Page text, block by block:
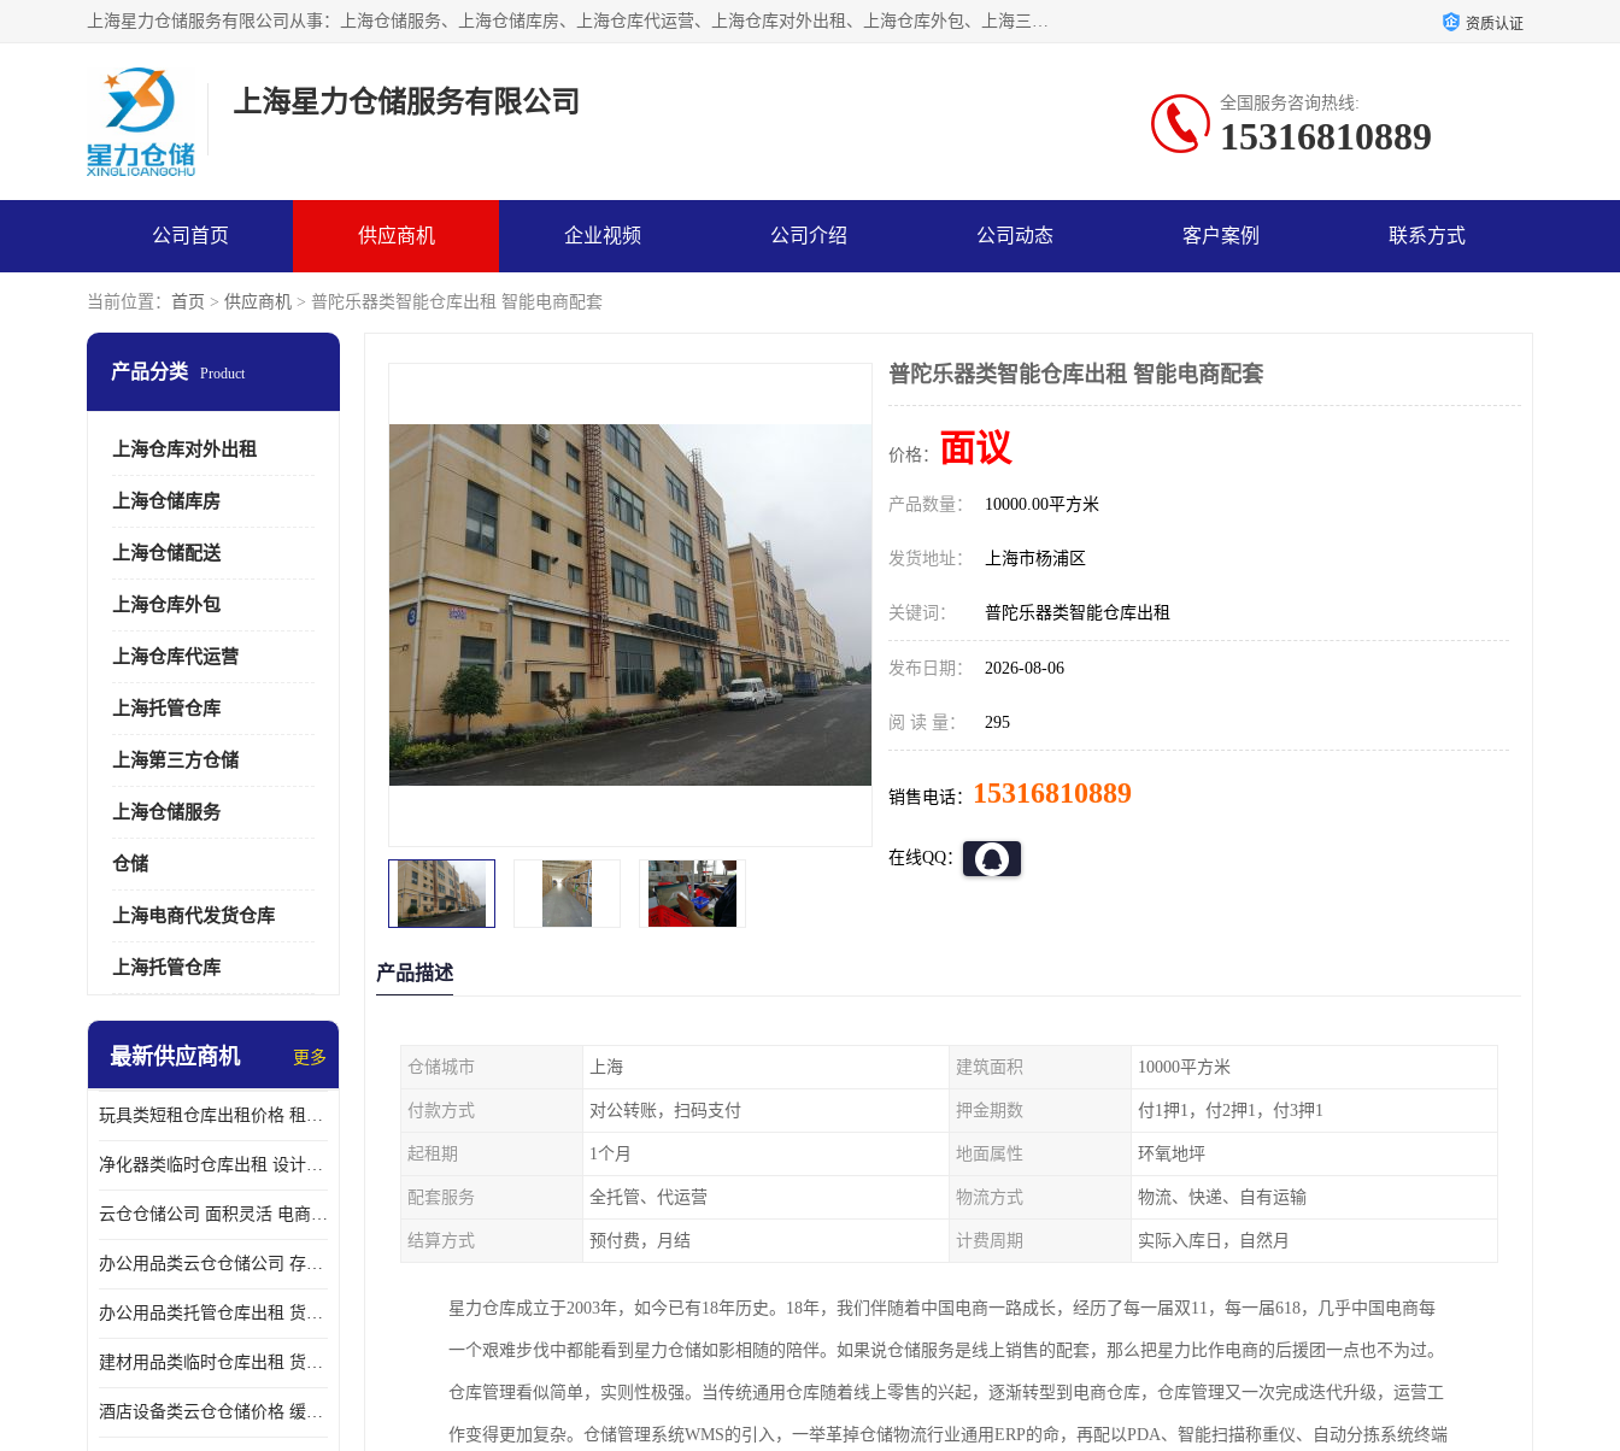
上海星力仓储服务有限公司从事：上海仓储服务、上海仓储库房、上海仓库代运营、上海仓库对外出租、上海仓库外包、上海三方仓储、上海电商仓储代发、上海电商代发货仓库、上海托管仓库、上海仓储配送。上海星力仓储服务有限公司现在拥有100个分仓、10万余平方的标准库房，精炼员工几百名，与几千家客户合作，公司已跻身上海仓储行业前列。欢迎来电咨询！ 资质认证
上海星力仓储服务有限公司 全国服务咨询热线:
15316810889
公司首页 供应商机 企业视频 公司介绍 公司动态 客户案例 联系方式
当前位置： 首页 > 供应商机 > 普陀乐器类智能仓库出租 智能电商配套
产品分类 Product
上海仓库对外出租
上海仓储库房
上海仓储配送
上海仓库外包
上海仓库代运营
上海托管仓库
上海第三方仓储
上海仓储服务
仓储
上海电商代发货仓库
上海托管仓库
最新供应商机 更多
玩具类短租仓库出租价格 租期灵活 智能电商配套
净化器类临时仓库出租 设计简单 电商仓储物流战略合作
云仓仓储公司 面积灵活 电商仓储物流战略合作
办公用品类云仓仓储公司 存货周转很快 电商仓储物流战略整合
办公用品类托管仓库出租 货物装卸方便 电商仓储物流战略合作
建材用品类临时仓库出租 货物装卸方便 仓储供应链配套
酒店设备类云仓仓储价格 缓解企业储存压力 智能电商配套
普陀乐器类智能仓库出租 智能电商配套
价格： 面议
产品数量： 10000.00平方米
发货地址： 上海市杨浦区
关键词： 普陀乐器类智能仓库出租
发布日期： 2026-08-06
阅 读 量： 295
销售电话： 15316810889
在线QQ：
产品描述
仓储城市 上海 建筑面积 10000平方米
付款方式 对公转账，扫码支付 押金期数 付1押1，付2押1，付3押1
起租期 1个月 地面属性 环氧地坪
配套服务 全托管、代运营 物流方式 物流、快递、自有运输
结算方式 预付费，月结 计费周期 实际入库日，自然月
星力仓库成立于2003年，如今已有18年历史。18年，我们伴随着中国电商一路成长，经历了每一届双11，每一届618，几乎中国电商每
一个艰难步伐中都能看到星力仓储如影相随的陪伴。如果说仓储服务是线上销售的配套，那么把星力比作电商的后援团一点也不为过。
仓库管理看似简单，实则性极强。当传统通用仓库随着线上零售的兴起，逐渐转型到电商仓库，仓库管理又一次完成迭代升级，运营工
作变得更加复杂。仓储管理系统WMS的引入，一举革掉仓储物流行业通用ERP的命，再配以PDA、智能扫描称重仪、自动分拣系统终端